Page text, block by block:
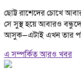
ছোট্ট রাশেদের চোখে
সে সুস্থ হয়ে আবারও
আসুক—এটাই এখন তার
এ সম্পর্কিত আরও খবর